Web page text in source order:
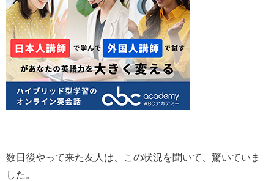
数日後やって来た友人は、この状況を聞いて、驚いていま
した。